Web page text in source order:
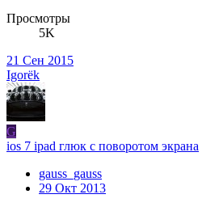
Просмотры
5K
21 Сен 2015
Igorёk
G
ios 7 ipad глюк с поворотом экрана
gauss_gauss
29 Окт 2013